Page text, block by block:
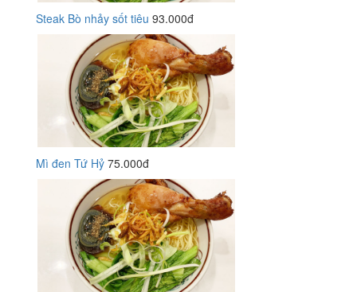
Steak Bò nhảy sốt tiêu 93.000đ
Mì đen Tứ Hỷ 75.000đ